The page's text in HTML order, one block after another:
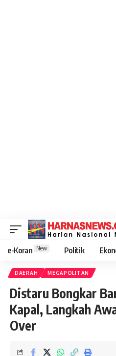
e-Koran New Politik
DAERAH MEGAPOLITAN
Distaru Bongkar
Kapal, Langkah
Over